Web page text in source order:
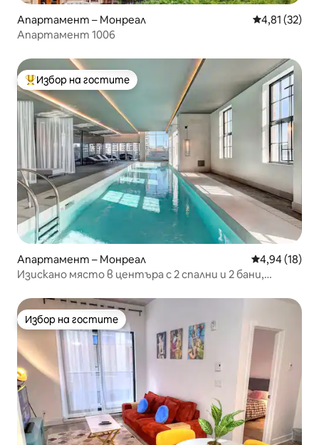
Апартамент – Монреал Средна
4,81 (32)
Апартамент 1006
Най-популярен избор на гостите
Избор на гостите
Апартамент – Монреал Средна
4,94 (18)
Изискано място в центъра с 2 спални и 2 бани,
Избор на гостите
Избор на гостите